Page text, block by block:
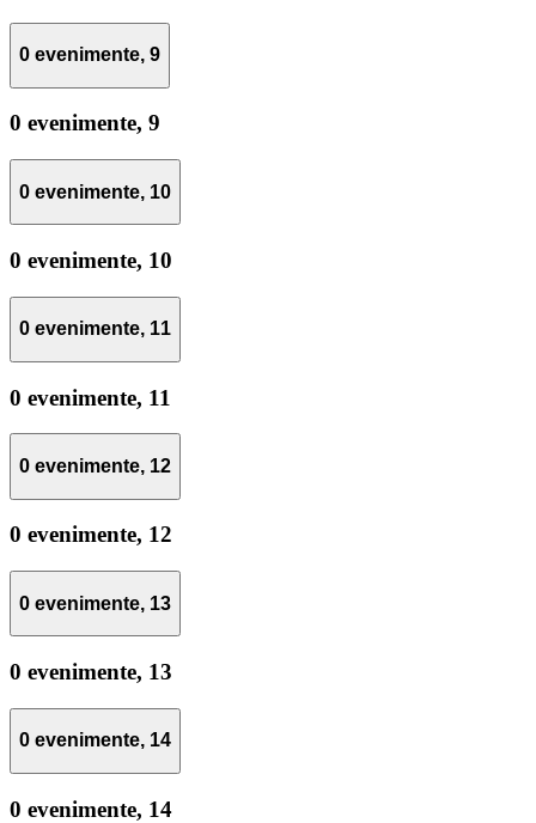
0 evenimente, 9
0 evenimente, 9
0 evenimente, 10
0 evenimente, 10
0 evenimente, 11
0 evenimente, 11
0 evenimente, 12
0 evenimente, 12
0 evenimente, 13
0 evenimente, 13
0 evenimente, 14
0 evenimente, 14